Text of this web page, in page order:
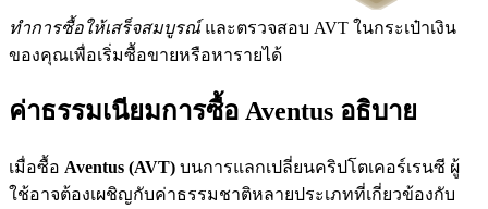
การล็อค BTR
การลงทุนพิเศษสำหรับผู้ถือ BTR
ทำการซื้อให้เสร็จสมบูรณ์และตรวจสอบ AVT ในกระเป๋าเงิน
ของคุณเพื่อเริ่มซื้อขายหรือหารายได้
ค่าธรรมเนียมการซื้อ Aventus อธิบาย
เมื่อซื้อ Aventus (AVT) บนการแลกเปลี่ยนคริปโตเคอร์เรนซี ผู้
ใช้อาจต้องเผชิญกับค่าธรรมชาติหลายประเภทที่เกี่ยวข้องกับ